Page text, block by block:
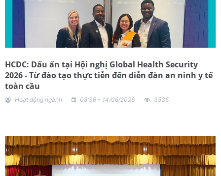
HCDC: Dấu ấn tại Hội nghị Global Health Security
2026 - Từ đào tạo thực tiễn đến diễn đàn an ninh y tế
toàn cầu
Hoạt động ngành 08:36 - 14/06/2026 3535